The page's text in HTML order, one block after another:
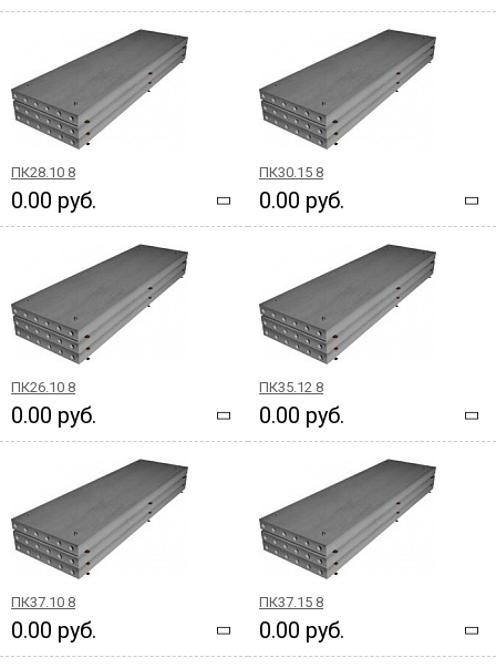
ПК28.10 8
0.00 руб.
ПК30.15 8
0.00 руб.
ПК26.10 8
0.00 руб.
ПК35.12 8
0.00 руб.
ПК37.10 8
0.00 руб.
ПК37.15 8
0.00 руб.